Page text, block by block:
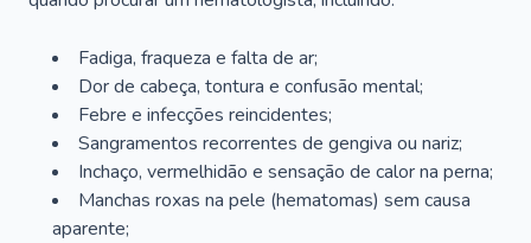
Fadiga, fraqueza e falta de ar;
Dor de cabeça, tontura e confusão mental;
Febre e infecções reincidentes;
Sangramentos recorrentes de gengiva ou nariz;
Inchaço, vermelhidão e sensação de calor na perna;
Manchas roxas na pele (hematomas) sem causa
aparente;